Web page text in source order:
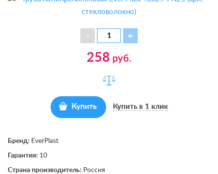
258 руб.
Купить Купить в 1 клик
Бренд: EverPlast
Гарантия: 10
Страна производитель: Россия